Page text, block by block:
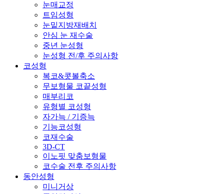
눈매교정
트임성형
눈밑지방재배치
안심 눈 재수술
중년 눈성형
눈성형 전/후 주의사항
코성형
복코&콧볼축소
무보형물 코끝성형
매부리코
유형별 코성형
자가늑 / 기증늑
기능코성형
코재수술
3D-CT
이노핏 맞춤보형물
코수술 전후 주의사항
동안성형
미니거상